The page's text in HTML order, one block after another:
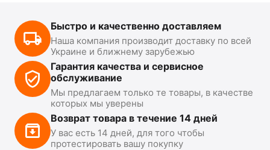
Быстро и качественно доставляем
Наша компания производит доставку по всей
Украине и ближнему зарубежью
Гарантия качества и сервисное
обслуживание
Мы предлагаем только те товары, в качестве
которых мы уверены
Возврат товара в течение 14 дней
У вас есть 14 дней, для того чтобы
протестировать вашу покупку